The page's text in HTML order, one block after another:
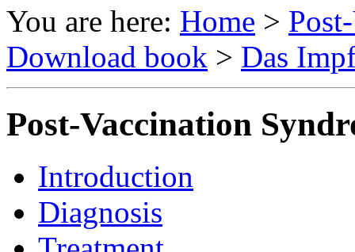
You are here: Home >
Download book > Das
Post-Vaccination
Introduction
Diagnosis